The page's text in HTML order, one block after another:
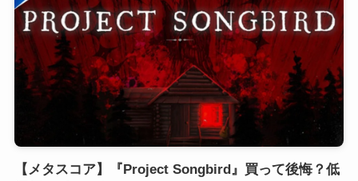
【メタスコア】『Project Songbird』買って後悔？低